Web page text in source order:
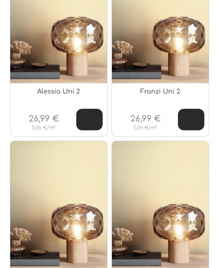
Alessia Uni 2
5,06 €/m²
26,99 €
Franzi Uni 2
5,06 €/m²
26,99 €